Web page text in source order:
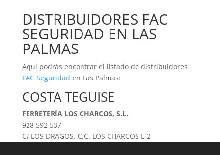
DISTRIBUIDORES FAC
SEGURIDAD EN LAS
PALMAS
Aquí podrás encontrar el listado de distribuidores
FAC Seguridad en Las Palmas:
COSTA TEGUISE
FERRETERÍA LOS CHARCOS, S.L.
928 592 537
C/ LOS DRAGOS. C.C. LOS CHARCOS L-2